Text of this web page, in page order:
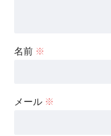
名前 ※
メール ※